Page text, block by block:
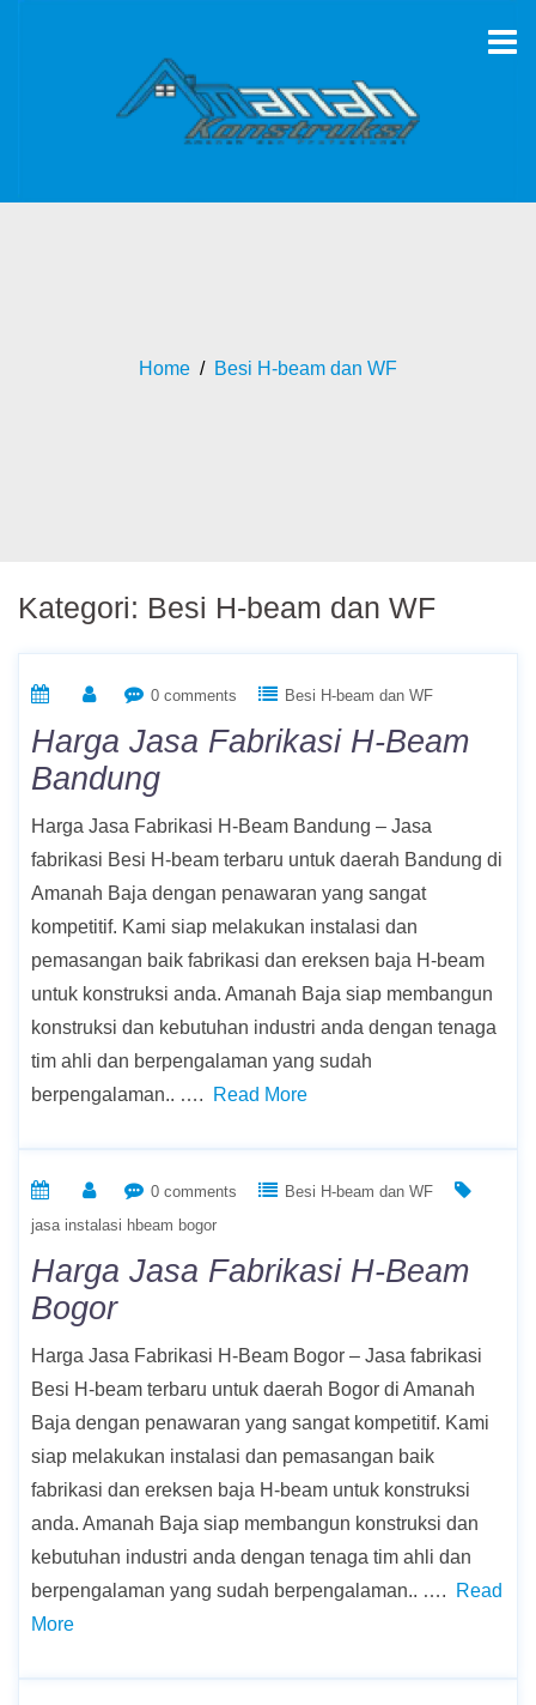
Home / Besi H-beam dan WF
Kategori: Besi H-beam dan WF
0 comments Besi H-beam dan WF
Harga Jasa Fabrikasi H-Beam
Bandung
Harga Jasa Fabrikasi H-Beam Bandung – Jasa
fabrikasi Besi H-beam terbaru untuk daerah Bandung di
Amanah Baja dengan penawaran yang sangat
kompetitif. Kami siap melakukan instalasi dan
pemasangan baik fabrikasi dan ereksen baja H-beam
untuk konstruksi anda. Amanah Baja siap membangun
konstruksi dan kebutuhan industri anda dengan tenaga
tim ahli dan berpengalaman yang sudah
berpengalaman.. ….
Read More
0 comments
Besi H-beam dan WF
jasa instalasi hbeam bogor
Harga Jasa Fabrikasi H-Beam
Bogor
Harga Jasa Fabrikasi H-Beam Bogor – Jasa fabrikasi
Besi H-beam terbaru untuk daerah Bogor di Amanah
Baja dengan penawaran yang sangat kompetitif. Kami
siap melakukan instalasi dan pemasangan baik
fabrikasi dan ereksen baja H-beam untuk konstruksi
anda. Amanah Baja siap membangun konstruksi dan
kebutuhan industri anda dengan tenaga tim ahli dan
berpengalaman yang sudah berpengalaman.. ….
Read
More